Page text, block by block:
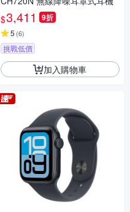
$3,411 9折
5 (6)
挑戰低價
加入購物車